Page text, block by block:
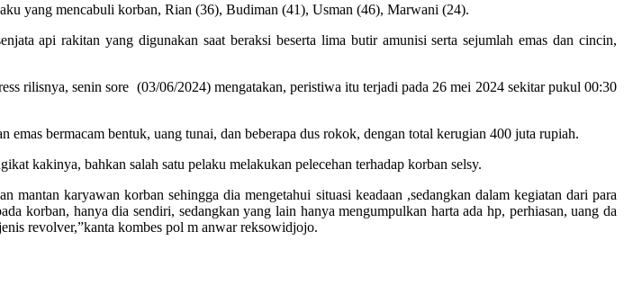
yang mencabuli korban, Rian (36), Budiman (41), Usman (46), Marwani (24).
api rakitan yang digunakan saat beraksi beserta lima butir amunisi serta sejumlah emas dan cincin,
rilisnya, senin sore (03/06/2024) mengatakan, peristiwa itu terjadi pada 26 mei 2024 sekitar pukul 00:30
bermacam bentuk, uang tunai, dan beberapa dus rokok, dengan total kerugian 400 juta rupiah.
kakinya, bahkan salah satu pelaku melakukan pelecehan terhadap korban selsy.
karyawan korban sehingga dia mengetahui situasi keadaan ,sedangkan dalam kegiatan dari para
korban, hanya dia sendiri, sedangkan yang lain hanya mengumpulkan harta ada hp, perhiasan, uang da
revolver,”kanta kombes pol m anwar reksowidjojo.